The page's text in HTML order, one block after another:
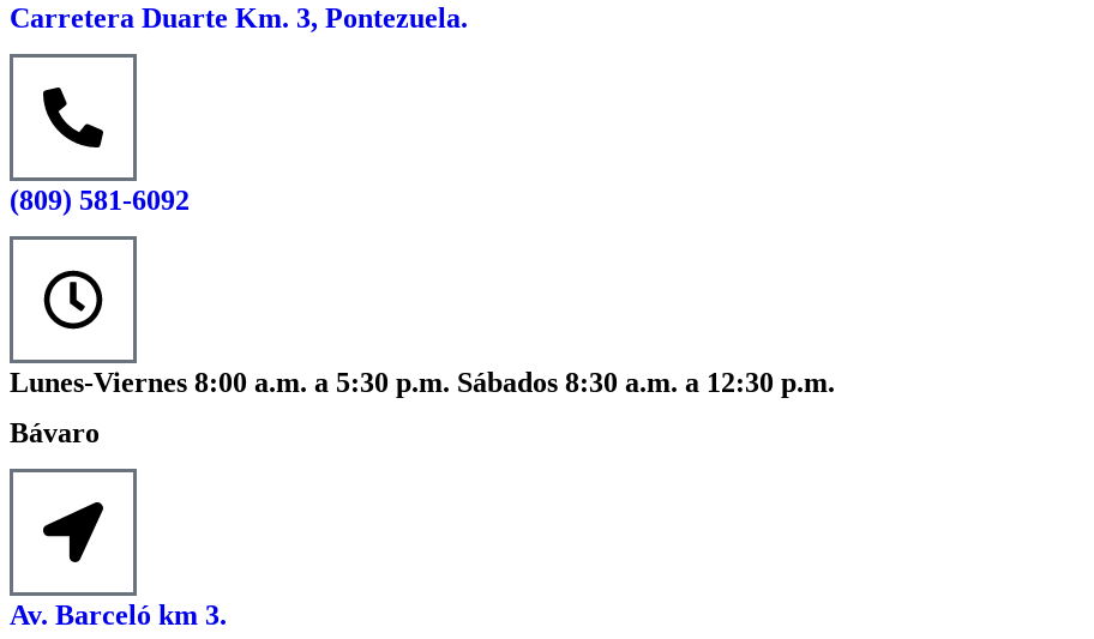
Carretera Duarte Km. 3, Pontezuela.
(809) 581-6092
Lunes-Viernes 8:00 a.m. a 5:30 p.m. Sábados 8:30 a.m. a 12:30 p.m.
Bávaro
Av. Barceló km 3.